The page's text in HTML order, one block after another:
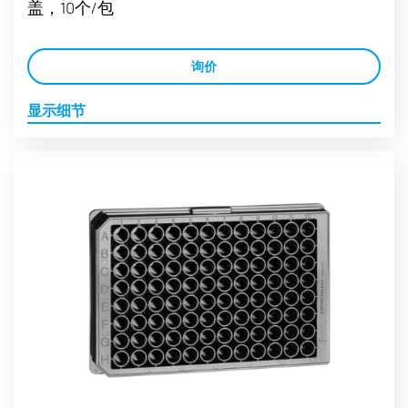
盖，10个/包
询价
显示细节